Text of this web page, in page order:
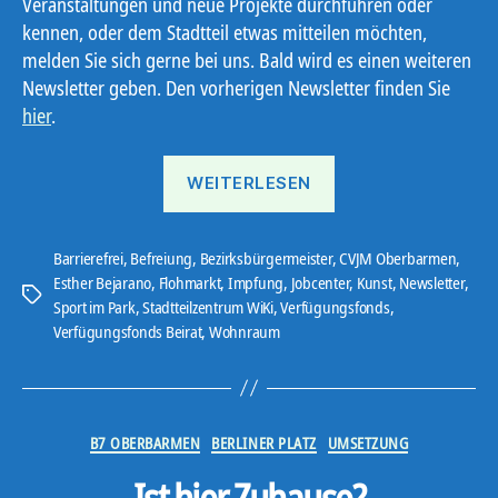
kennen, oder dem Stadtteil etwas mitteilen möchten,
melden Sie sich gerne bei uns. Bald wird es einen weiteren
Newsletter geben. Den vorherigen Newsletter finden Sie
hier.
WEITERLESEN
Schlagwörter
Barrierefrei, Befreiung, Bezirksbürgermeister,CVJM Oberbarmen,
Esther Bejarano, Flohmarkt, Impfung, Jobcenter, Kunst, Newsletter,
Sport im Park,Stadtteilzentrum WiKi,Verfügungsfonds,
Verfügungsfonds Beirat, Wohnraum
Kategorien
B7 OBERBARMEN BERLINER PLATZ UMSETZUNG